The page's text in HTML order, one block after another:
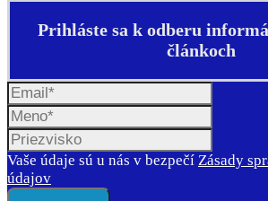
Prihláste sa k odberu
článkoch
Vaše údaje sú u nás v bezpečí Zásady
údajov